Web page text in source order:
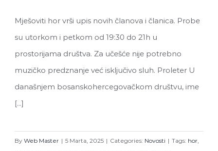
Mješoviti hor vrši upis novih članova i članica. Probe
su utorkom i petkom od 19:30 do 21h u
prostorijama društva. Za učešće nije potrebno
muzičko predznanje već isključivo sluh. Proleter U
današnjem bosanskohercegovačkom društvu, ime
[...]
By Web Master | 5 Marta, 2025 | Categories: Novosti | Tags: hor,